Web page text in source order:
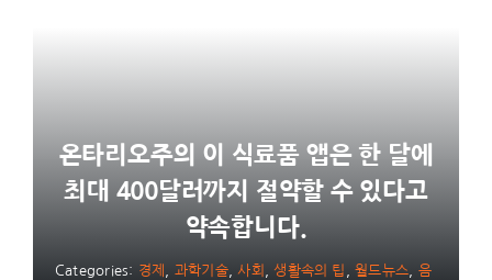
온타리오주의 이 식료품 앱은 한 달에
최대 400달러까지 절약할 수 있다고
약속합니다.
Categories: 경제 과학기술,사회 ,생활속의 팁 ,월드뉴스
음